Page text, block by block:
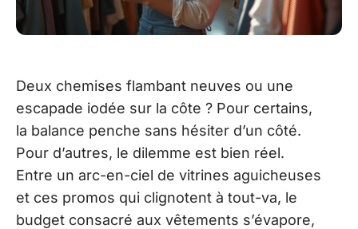
Deux chemises flambant neuves ou une
escapade iodée sur la côte ? Pour certains,
la balance penche sans hésiter d’un côté.
Pour d’autres, le dilemme est bien réel.
Entre un arc-en-ciel de vitrines aguicheuses
et ces promos qui clignotent à tout-va, le
budget consacré aux vêtements s’évapore,